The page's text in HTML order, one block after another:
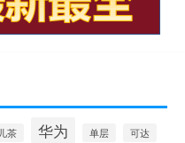
儿茶 华为 单层 可达